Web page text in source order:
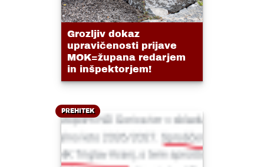
Grozljiv dokaz
upravičenosti prijave
MOK=župana redarjem
in inšpektorjem!
PREHITEK